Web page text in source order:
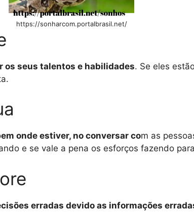
https://sonharcom.portalbrasil.net/
os seus talentos e habilidades. Se eles
onde estiver, no conversar com as
e se vale a pena os esforços fazendo
erradas devido as informações